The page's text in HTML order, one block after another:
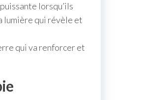
lorsqu’ils
lumière qui révèle et
qui va renforcer et